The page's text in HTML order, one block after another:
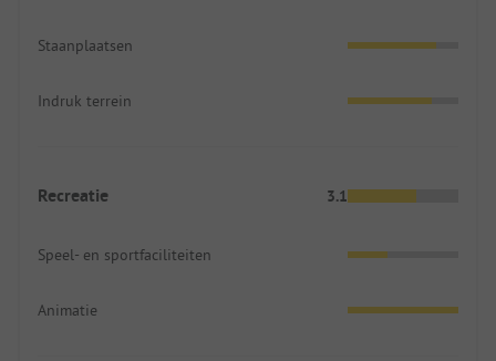
Staanplaatsen
Indruk terrein
Recreatie 3.1
Speel- en sportfaciliteiten
Animatie